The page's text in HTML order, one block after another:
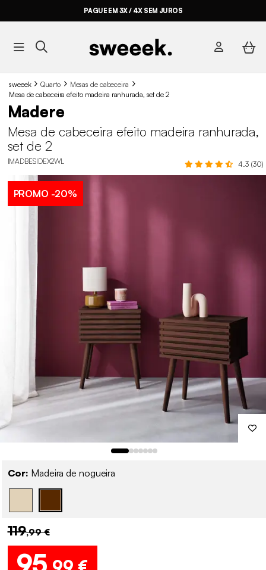
PAGUE EM 3X / 4X SEM JUROS
sweeek Quarto
Mesas de cabeceira
Mesa de cabeceira efeito madeira ranhurada, set de 2
Madere
Mesa de cabeceira efeito madeira ranhurada,
set de 2
IMADBESIDEX2WL 4.3 (30)
PROMO -20%
Cor: Madeira de nogueira
119,99 €